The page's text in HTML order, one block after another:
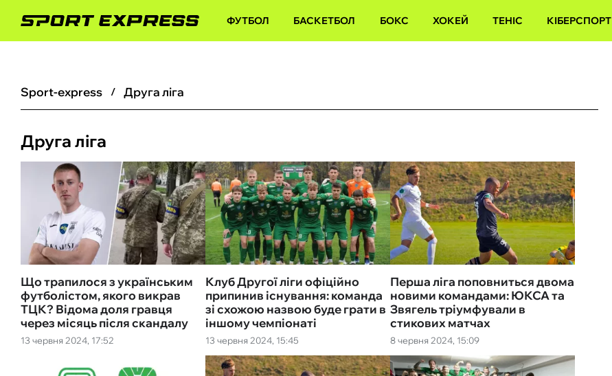
ФУТБОЛ БАСКЕТБОЛ БОКС ХОКЕЙ ТЕНІС КІБЕРСПОРТ
sport-express Друга ліга
Друга ліга
13 червня 2024, 17:52
Що трапилося з українським
футболістом, якого викрав
ТЦК? Відома доля гравця
через місяць після скандалу
13 червня 2024, 15:45
Клуб Другої ліги офіційно
припинив існування: команда
зі схожою назвою буде грати в
іншому чемпіонаті
8 червня 2024, 15:09
Перша ліга поповниться двома
новими командами: ЮКСА та
Звягель тріумфували в
стикових матчах